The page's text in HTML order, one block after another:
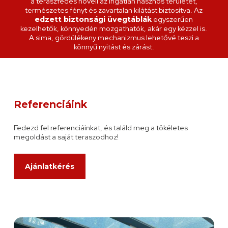
természetes fényt és zavartalan kilátást biztosítva. Az
edzett biztonsági üvegtáblákegyszerűen
kezelhetők, könnyedén mozgathatók, akár egy kézzel is.
A sima, gördülékeny mechanizmus lehetővé teszi a
könnyű nyitást és zárást.
Referenciáink
Fedezd fel referenciáinkat, és találd meg a tökéletes
megoldást a saját teraszodhoz!
Ajánlatkérés